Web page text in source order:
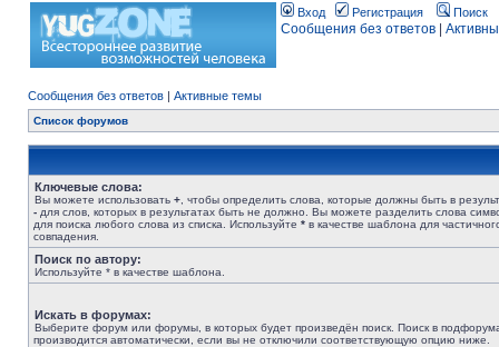
Вход Регистрация Поиск
Сообщения без ответов
Сообщения без ответов | Активные темы
Список форумов
Ключевые слова:
Вы можете использовать + , чтобы определить слова, которые должны быть в
- для слов, которых в результатах быть не должно. Вы можете разделить слова
для поиска любого слова из списка. Используйте * в качестве шаблона для
совпадения.
Поиск по автору:
Используйте * в качестве шаблона.
Искать в форумах:
Выберите форум или форумы, в которых будет произведён поиск. Поиск в
производится автоматически, если вы не отключили соответствующую опцию ниже.